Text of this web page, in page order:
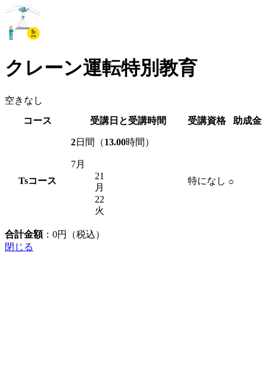
クレーン運転特別教育
空きなし
コース
受講日と受講時間 受講資格 助成金
Tsコース
2日間（13.00時間）
7月
21
月
22
火
特になし ○
合計金額： 0円（税込）
閉じる